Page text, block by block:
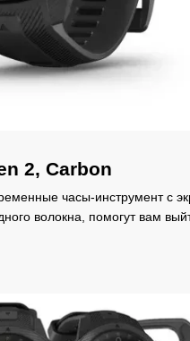
2, Carbon
часы-инструмент с
волокна, помогут вам